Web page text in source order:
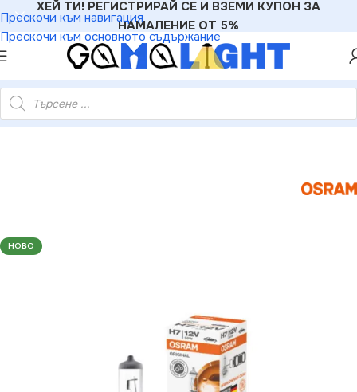
Прескочи към навигация
Прескочи към основното съдържание
ХЕЙ ТИ! РЕГИСТРИРАЙ СЕ И ВЗЕМИ КУПОН ЗА
НАМАЛЕНИЕ ОТ 5%
АВТОМОБИЛНА ЛАМПА 64210 H7 55W 12V PX26d BOX
НОВО